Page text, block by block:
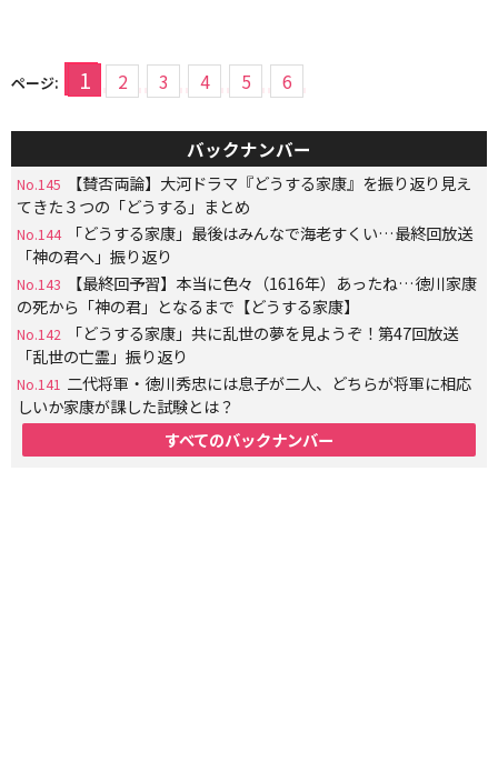
ページ: 1 2 3 4 5 6
バックナンバー
No.145
【賛否両論】大河ドラマ『どうする家康』を振り返り見え
てきた３つの「どうする」まとめ
No.144
「どうする家康」最後はみんなで海老すくい…最終回放送
「神の君へ」振り返り
No.143
【最終回予習】本当に色々（1616年）あったね…徳川家康
の死から「神の君」となるまで【どうする家康】
No.142
「どうする家康」共に乱世の夢を見ようぞ！第47回放送
「乱世の亡霊」振り返り
No.141 二代将軍・徳川秀忠には息子が二人、どちらが将軍に相応
しいか家康が課した試験とは？
すべてのバックナンバー